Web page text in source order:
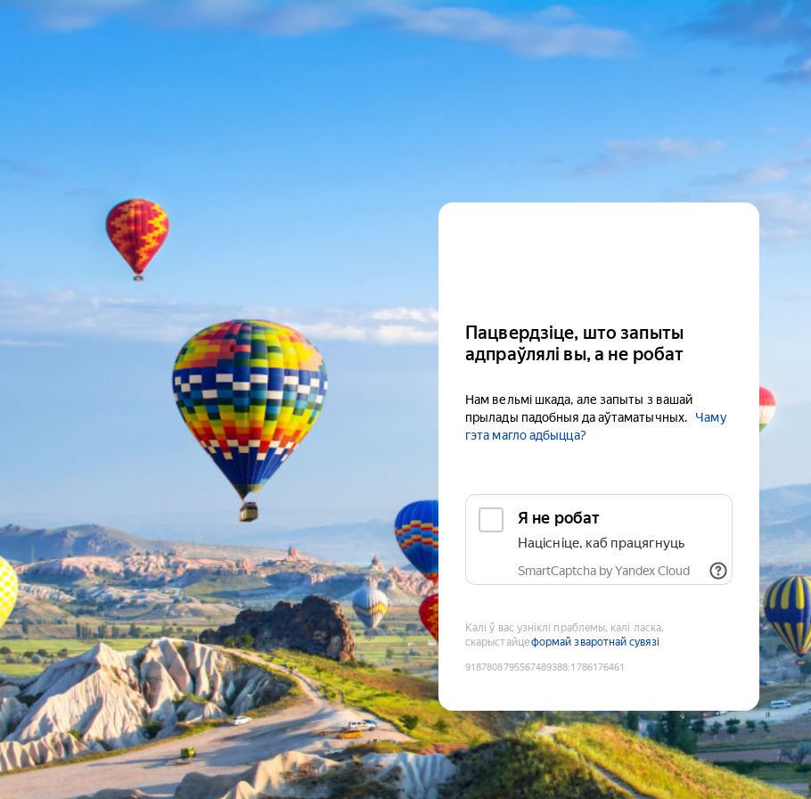
Пацвердзіце, што запыты
адпраўлялі вы, а не робат
Нам вельмі шкада, але запыты з вашай
прылады падобныя да аўтаматычных.
Чаму
гэта магло адбыцца?
Я не робат
Націсніце, каб працягнуць
SmartCaptcha by Yandex Cloud
Калі ў вас узніклі праблемы, калі ласка,
скарыстайцеформай зваротнай сувязі
9187808795567489388:1786176461